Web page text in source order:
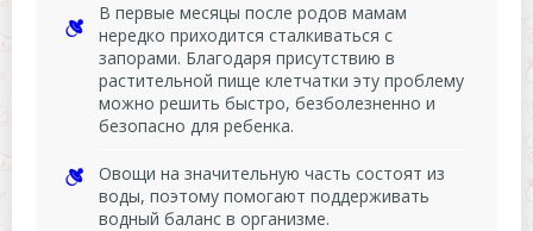
В первые месяцы после родов мамам
нередко приходится сталкиваться с
запорами. Благодаря присутствию в
растительной пище клетчатки эту проблему
можно решить быстро, безболезненно и
безопасно для ребенка.
Овощи на значительную часть состоят из
воды, поэтому помогают поддерживать
водный баланс в организме.